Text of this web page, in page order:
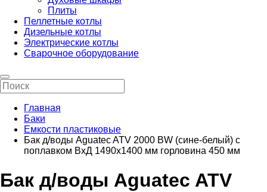
Плиты
Пеллетные котлы
Дизельные котлы
Электрические котлы
Сварочное оборудование
Главная
Баки
Емкости пластиковые
Бак д/воды Aguatec ATV 2000 BW (сине-белый) с
поплавком ВхД 1490х1400 мм горловина 450 мм
Бак д/воды Aguatec ATV